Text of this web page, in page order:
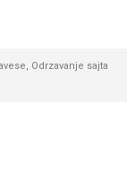
, Odrzavanje sajta